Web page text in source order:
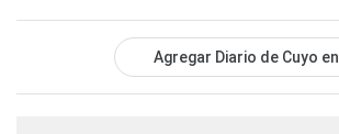
Agregar Diario de Cuyo en